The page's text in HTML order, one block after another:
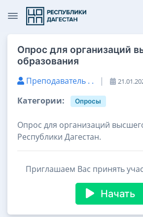
Опрос для организаций
образования
Преподаватель . . |
Категории: Опросы
Опрос для организаций
Республики Дагестан.
Приглашаем Вас принять
Начать